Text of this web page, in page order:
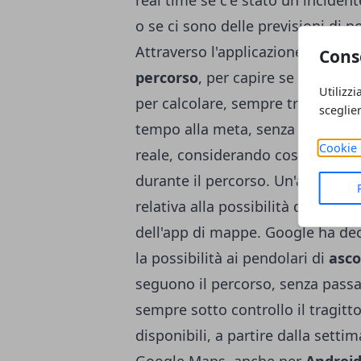
Cookie
o se ci sono delle previsioni di
Attraverso l'applicazione si può
percorso, per capire se ci sono
per calcolare, sempre tramite
tempo alla meta, senza troppi
reale, considerando
durante il percorso. Un'altra
relativa alla possibilità di
dell'app di mappe. Google ha
la possibilità ai pendolari di
seguono il percorso, senza
sempre sotto controllo il
disponibili, a partire dalla